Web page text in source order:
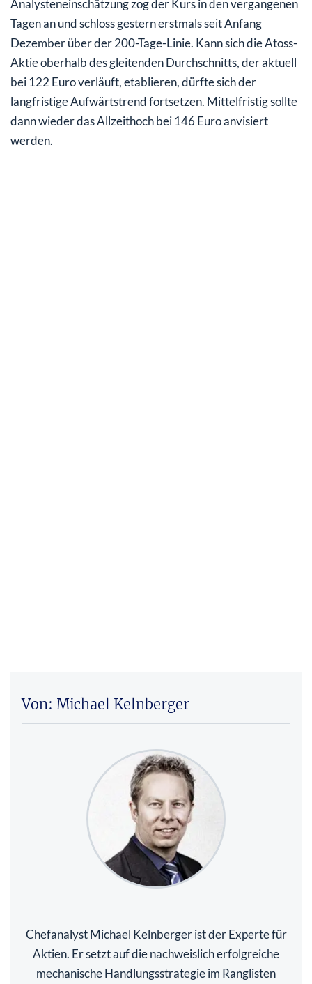
Analysteneinschätzung zog der Kurs in den vergangenen
Tagen an und schloss gestern erstmals seit Anfang
Dezember über der 200-Tage-Linie. Kann sich die Atoss-
Aktie oberhalb des gleitenden Durchschnitts, der aktuell
bei 122 Euro verläuft, etablieren, dürfte sich der
langfristige Aufwärtstrend fortsetzen. Mittelfristig sollte
dann wieder das Allzeithoch bei 146 Euro anvisiert
werden.
Von: Michael Kelnberger
Chefanalyst Michael Kelnberger ist der Experte für
Aktien. Er setzt auf die nachweislich erfolgreiche
mechanische Handlungsstrategie im Ranglisten